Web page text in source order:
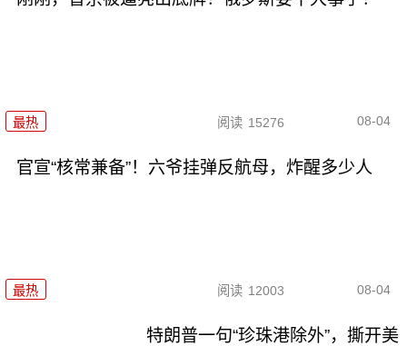
最热 阅读 15276 08-04
官宣“核常兼备”！六爷挂弹反航母，炸醒多少人
最热 阅读 12003 08-04
特朗普一句“珍珠港除外”，撕开美